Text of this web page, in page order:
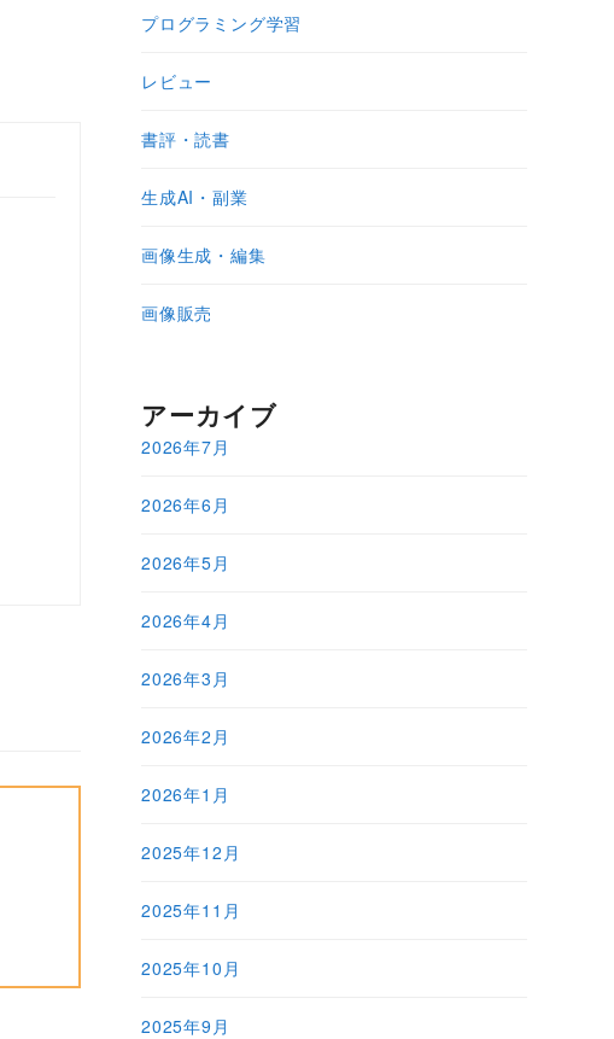
プログラミング学習
レビュー
書評・読書
生成AI・副業
画像生成・編集
画像販売
アーカイブ
2026年7月
2026年6月
2026年5月
2026年4月
2026年3月
2026年2月
2026年1月
2025年12月
2025年11月
2025年10月
2025年9月